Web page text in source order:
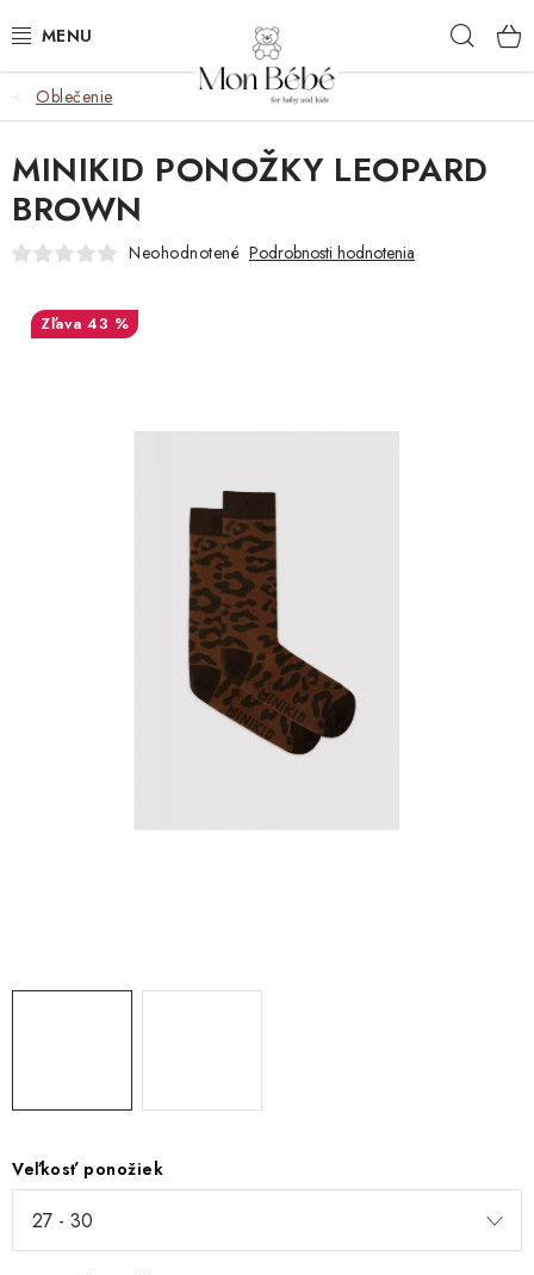
na
ZĽAVY
OBLEČENIE
VÝBAVA
Všeobecné obchodné podmienky
Podmienky ochrany osobných údajov a poučenie o cookies
Reklamačný formulár
Formulár na odstúpenie od zmluvy
Moja objednávka
Oblečenie
Veľkosť ponožiek
MINIKID PONOŽKY LEOPARD
BROWN
Neohodnotené Podrobnosti hodnotenia
43 %